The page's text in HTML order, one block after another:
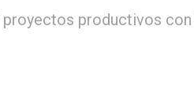
productivos